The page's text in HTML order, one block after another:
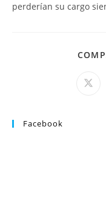
perderían su cargo
Facebook